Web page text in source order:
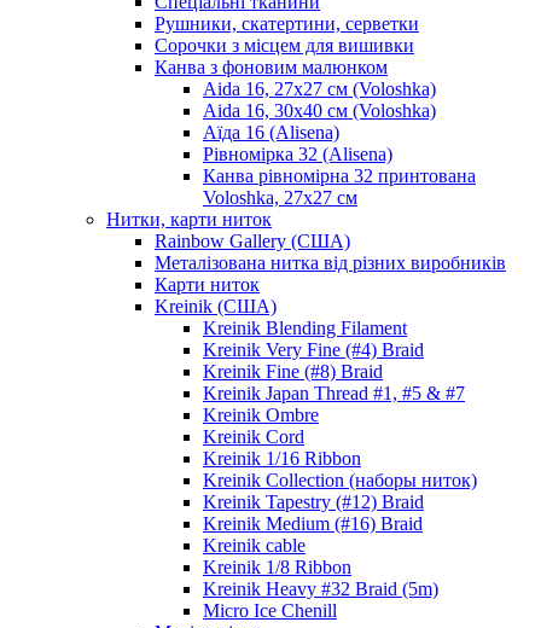
Рушники, скатертини, серветки
Сорочки з місцем для вишивки
Канва з фоновим малюнком
Aida 16, 27х27 см (Voloshka)
Aida 16, 30х40 см (Voloshka)
Аїда 16 (Alisena)
Рівномірка 32 (Alisena)
Канва рівномірна 32 принтована
Voloshka, 27х27 см
Нитки, карти ниток
Rainbow Gallery (США)
Металізована нитка від різних виробників
Карти ниток
Kreinik (США)
Kreinik Blending Filament
Kreinik Very Fine (#4) Braid
Kreinik Fine (#8) Braid
Kreinik Japan Thread #1, #5 & #7
Kreinik Ombre
Kreinik Cord
Kreinik 1/16 Ribbon
Kreinik Collection (наборы ниток)
Kreinik Tapestry (#12) Braid
Kreinik Medium (#16) Braid
Kreinik cable
Kreinik 1/8 Ribbon
Kreinik Heavy #32 Braid (5m)
Micro Ice Chenill